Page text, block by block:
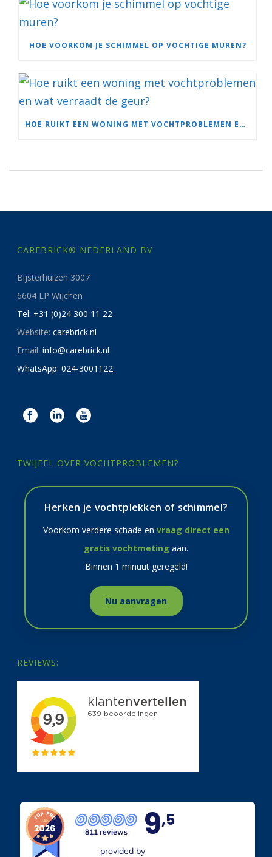
HOE VOORKOM JE SCHIMMEL OP VOCHTIGE MUREN?
HOE RUIKT EEN WONING MET VOCHTPROBLEMEN EN WAT VERRAADT DE GEUR?
CAREBRICK® NEDERLAND BV
Bijsterhuizen 3007
6604 LP Wijchen
Tel: +31 (0)24 300 11 22
Website:carebrick.nl
Email:info@carebrick.nl
WhatsApp: 024-3001122
TWIJFEL OVER VOCHTPROBLEMEN?
Herken je vochtplekken of schimmel?
Voorkom verdere schade en vraag direct een
gratis vochtmeting aan.
Binnen 1 minuut geregeld!
Nu aanvragen
REVIEWS:
811 reviews 9,5
provided by